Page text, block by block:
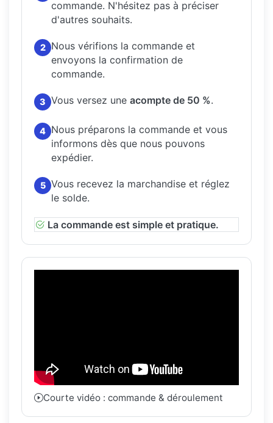
commande. N'hésitez pas à préciser
d'autres souhaits.
2
Nous vérifions la commande et
envoyons la confirmation de
commande.
3 Vous versez une acompte de 50 %.
4 Nous préparons la commande et vous
informons dès que nous pouvons
expédier.
5 Vous recevez la marchandise et réglez
le solde.
La commande est simple et pratique.
Courte vidéo : commande & déroulement